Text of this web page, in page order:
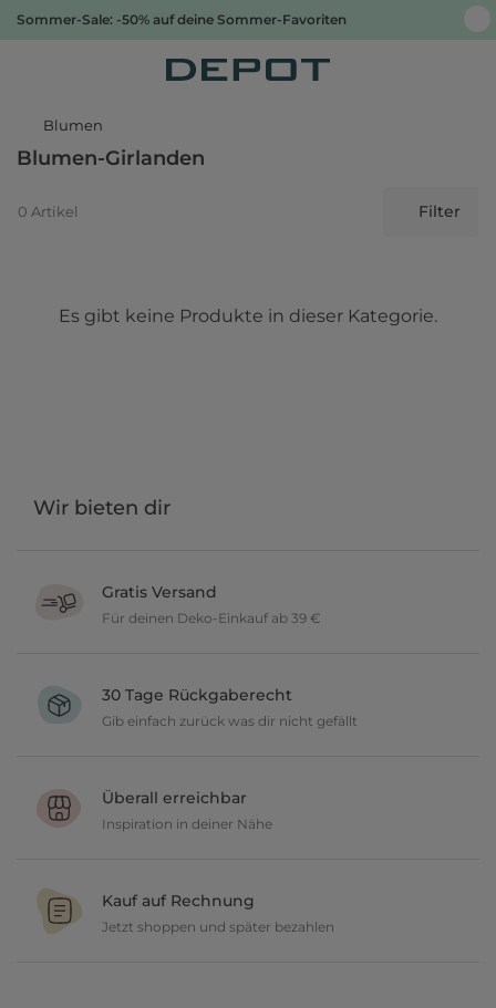
Sommer-Sale: -50% auf deine Sommer-Favoriten
Blumen
Blumen-Girlanden
0 Artikel Filter
Es gibt keine Produkte in dieser Kategorie.
Wir bieten dir
Gratis Versand
Für deinen Deko-Einkauf ab 39 €
30 Tage Rückgaberecht
Gib einfach zurück was dir nicht gefällt
geben dir 30 Tage Zeit etwas zurückzusenden.
Überall erreichbar
Inspiration in deiner Nähe
und lasse dich inspirieren.
Kauf auf Rechnung
Jetzt shoppen und später bezahlen